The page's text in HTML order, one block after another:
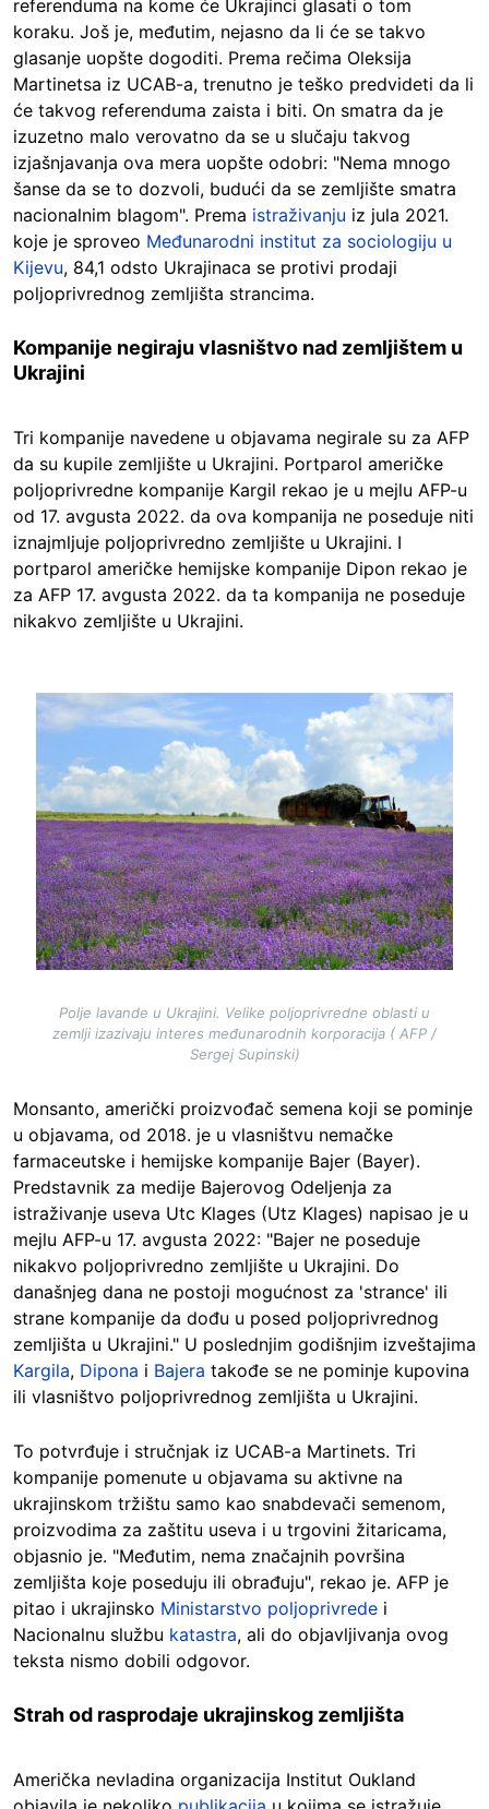
referenduma na kome će Ukrajinci glasati o tom
koraku. Još je, međutim, nejasno da li će se takvo
glasanje uopšte dogoditi. Prema rečima Oleksija
Martinetsa iz UCAB-a, trenutno je teško predvideti da li
će takvog referenduma zaista i biti. On smatra da je
izuzetno malo verovatno da se u slučaju takvog
izjašnjavanja ova mera uopšte odobri: "Nema mnogo
šanse da se to dozvoli, budući da se zemljište smatra
nacionalnim blagom". Prema istraživanju iz jula 2021.
koje je sproveo Međunarodni institut za sociologiju u
Kijevu, 84,1 odsto Ukrajinaca se protivi prodaji
poljoprivrednog zemljišta strancima.
Kompanije negiraju vlasništvo nad zemljištem u
Ukrajini
Tri kompanije navedene u objavama negirale su za AFP
da su kupile zemljište u Ukrajini. Portparol američke
poljoprivredne kompanije Kargil rekao je u mejlu AFP-u
od 17. avgusta 2022. da ova kompanija ne poseduje niti
iznajmljuje poljoprivredno zemljište u Ukrajini. I
portparol američke hemijske kompanije Dipon rekao je
za AFP 17. avgusta 2022. da ta kompanija ne poseduje
nikakvo zemljište u Ukrajini.
Image
Polje lavande u Ukrajini. Velike poljoprivredne oblasti u
zemlji izazivaju interes međunarodnih korporacija ( AFP /
Sergej Supinski)
Monsanto, američki proizvođač semena koji se pominje
u objavama, od 2018. je u vlasništvu nemačke
farmaceutske i hemijske kompanije Bajer (Bayer).
Predstavnik za medije Bajerovog Odeljenja za
istraživanje useva Utc Klages (Utz Klages) napisao je u
mejlu AFP-u 17. avgusta 2022: "Bajer ne poseduje
nikakvo poljoprivredno zemljište u Ukrajini. Do
današnjeg dana ne postoji mogućnost za 'strance' ili
strane kompanije da dođu u posed poljoprivrednog
zemljišta u Ukrajini." U poslednjim godišnjim izveštajima
Kargila, Dipona i Bajera takođe se ne pominje kupovina
ili vlasništvo poljoprivrednog zemljišta u Ukrajini.
To potvrđuje i stručnjak iz UCAB-a Martinets. Tri
kompanije pomenute u objavama su aktivne na
ukrajinskom tržištu samo kao snabdevači semenom,
proizvodima za zaštitu useva i u trgovini žitaricama,
objasnio je. "Međutim, nema značajnih površina
zemljišta koje poseduju ili obrađuju", rekao je. AFP je
pitao i ukrajinsko Ministarstvo poljoprivrede i
Nacionalnu službu katastra, ali do objavljivanja ovog
teksta nismo dobili odgovor.
Strah od rasprodaje ukrajinskog zemljišta
Američka nevladina organizacija Institut Oukland